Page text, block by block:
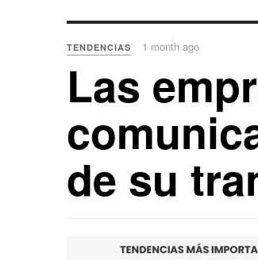
TENDENCIAS 1 month ago
Las
de su